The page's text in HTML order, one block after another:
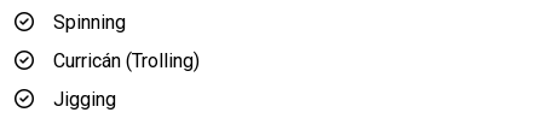
Spinning
Curricán (Trolling)
Jigging